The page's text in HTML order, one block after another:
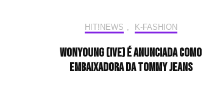
HIT!NEWS K-FASHION
Wonyoung (IVE) é anunciada como
embaixadora da Tommy Jeans